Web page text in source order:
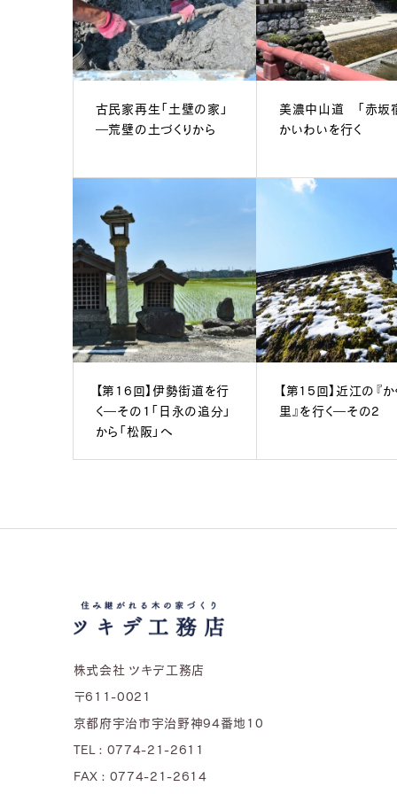
古民家再生「土壁の家」
―荒壁の土づくりから
美濃中山道 「赤坂
かいわいを行く
【第16回】伊勢街道を行
く―その1「日永の追分」
から「松阪」へ
【第15回】近江の『
里』を行く―その2
株式会社 ツキデ工務店
〒611-0021
京都府宇治市宇治野神94番地10
TEL : 0774-21-2611
FAX : 0774-21-2614